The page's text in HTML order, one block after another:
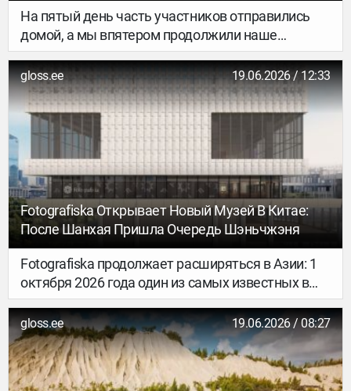
На пятый день часть участников отправились
домой, а мы впятером продолжили наше
путешествие по Папуа. Впереди — маршрут к
самой высокой горе Папуа — Новой Гвинеи,
вершине Вильгельма.
gloss.ee 19.06.2026 / 12:33
Fotografiska Открывает Новый Музей В Китае:
После Шанхая Пришла Очередь Шэньчжэня
Fotografiska продолжает расширяться в Азии: 1
октября 2026 года один из самых известных в
мире центров фотографии и культурных событий
откроет новый музей в китайском Шэньчжэне.
Это станет второй площадкой Fotografiska в
Китае после Шанхая и пятой действующей
локацией сети наряду со Стокгольмом,
gloss.ee 19.06.2026 / 08:27